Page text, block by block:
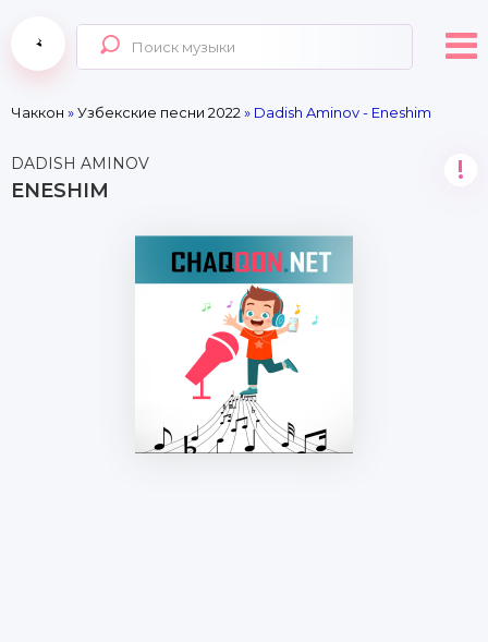
Чаккон »Узбекские песни 2022 » Dadish Aminov - Eneshim
DADISH AMINOV
ENESHIM
!